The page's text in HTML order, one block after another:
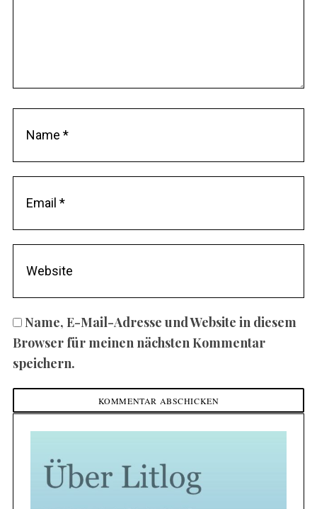
Name, E-Mail-Adresse und Website in diesem
Browser für meinen nächsten Kommentar
speichern.